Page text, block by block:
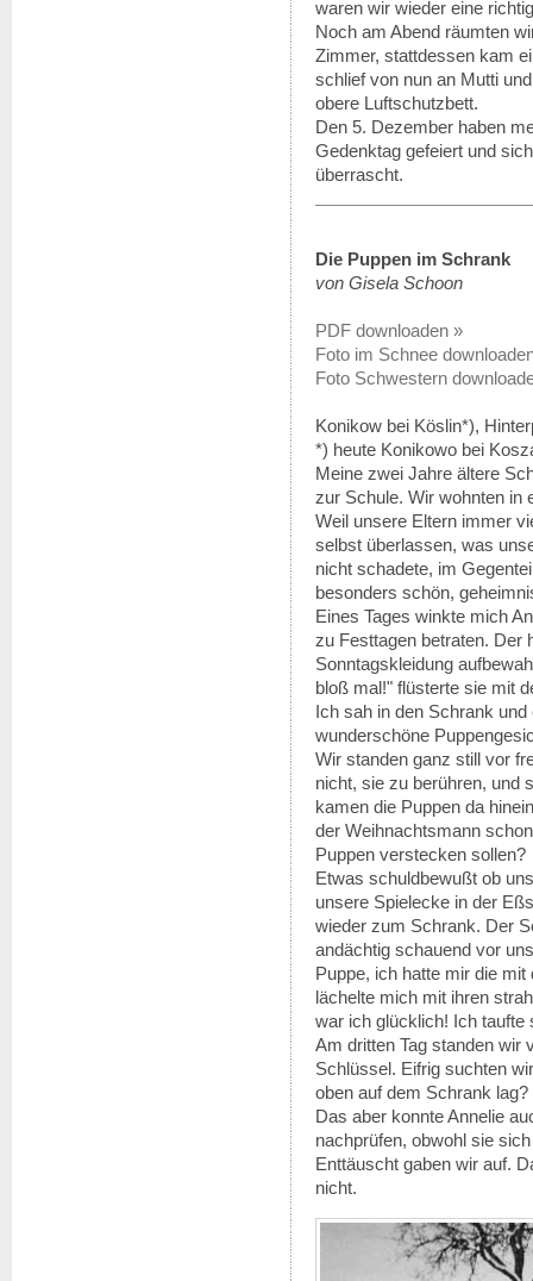
waren wir wieder eine
Noch am Abend räumten
Zimmer, stattdessen kam
schlief von nun an Mutti
obere Luftschutzbett.
Den 5. Dezember haben
Gedenktag gefeiert und
überrascht.
Die Puppen im Schrank
von Gisela Schoon
PDF downloaden »
Foto im Schnee
Foto Schwestern
Konikow bei Köslin*),
*) heute Konikowo bei
Meine zwei Jahre ältere
zur Schule. Wir wohnten in
Weil unsere Eltern immer
selbst überlassen, was
nicht schadete, im
besonders schön,
Eines Tages winkte mich
zu Festtagen betraten. Der
Sonntagskleidung
bloß mal!" flüsterte sie mit
Ich sah in den Schrank
wunderschöne
Wir standen ganz still vor
nicht, sie zu berühren, und
kamen die Puppen da
der Weihnachtsmann
Puppen verstecken sollen?
Etwas schuldbewußt ob
unsere Spielecke in der
wieder zum Schrank. Der
andächtig schauend vor
Puppe, ich hatte mir die
lächelte mich mit ihren
war ich glücklich! Ich taufte
Am dritten Tag standen wir
Schlüssel. Eifrig suchten
oben auf dem Schrank lag?
Das aber konnte Annelie
nachprüfen, obwohl sie
Enttäuscht gaben wir auf.
nicht.